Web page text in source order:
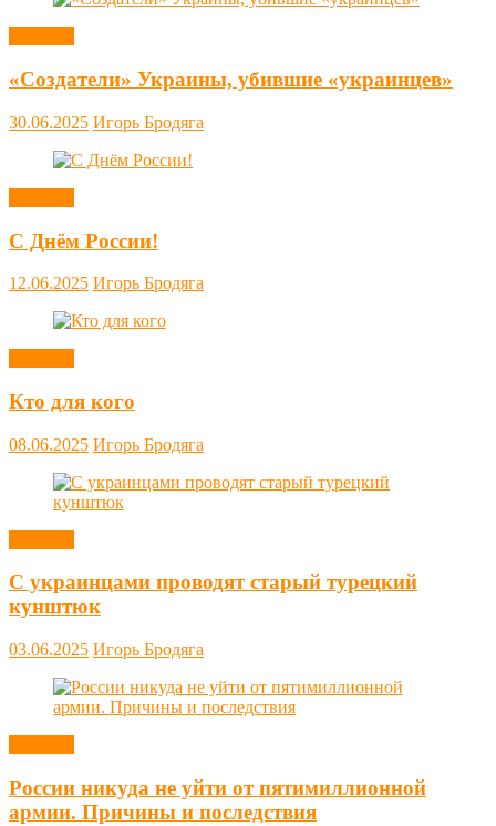
«Создатели» Украины, убившие «украинцев»
30.06.2025 Игорь Бродяга
С Днём России!
12.06.2025 Игорь Бродяга
Кто для кого
08.06.2025 Игорь Бродяга
С украинцами проводят старый турецкий
кунштюк
03.06.2025 Игорь Бродяга
России никуда не уйти от пятимиллионной
армии. Причины и последствия